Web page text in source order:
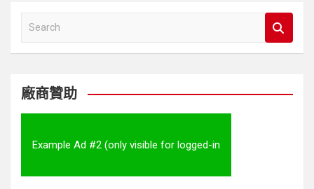
a
c
廠商贊助
Example Ad #2 (only visible for logged-in